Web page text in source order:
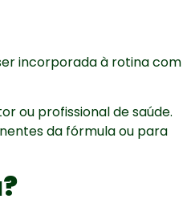
incorporada à rotina com
ou profissional de saúde.
da fórmula ou para